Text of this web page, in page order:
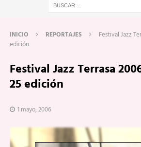
INICIO REPORTAJES
Festival Jazz
edición
Festival Jazz Terrasa
25 edición
1 mayo, 2006